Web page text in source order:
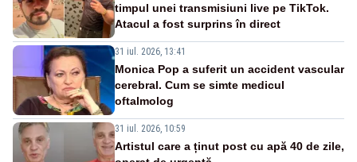
timpul unei transmisiuni live pe TikTok.
Atacul a fost surprins în direct
31 iul. 2026, 13:41
Monica Pop a suferit un accident vascular
cerebral. Cum se simte medicul
oftalmolog
31 iul. 2026, 10:59
Artistul care a ținut post cu apă 40 de zile,